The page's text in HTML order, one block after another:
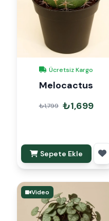
Ücretsiz Kargo
Melocactus
₺1,799 ₺1,699
Sepete Ekle
Video